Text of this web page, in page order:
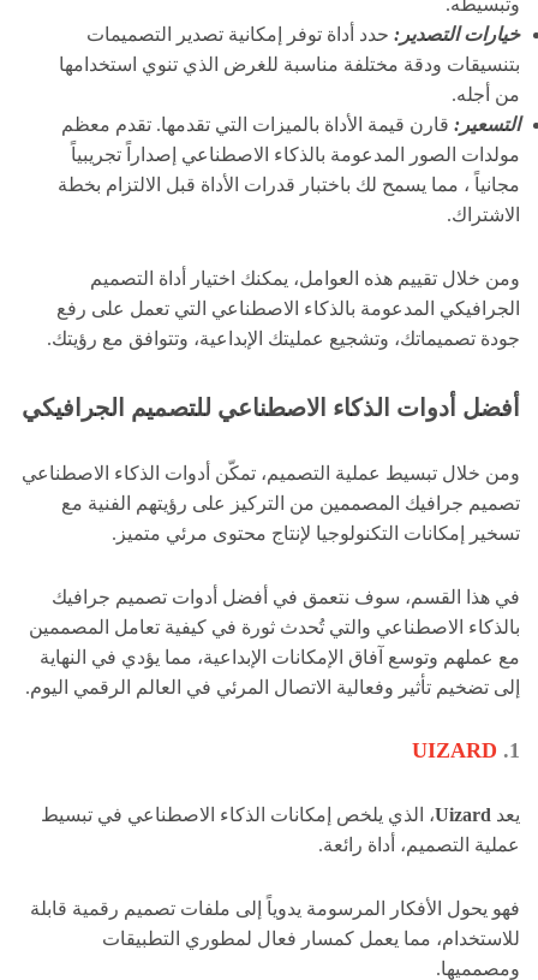
وتبسيطه.
خيارات التصدير: حدد أداة توفر إمكانية تصدير التصميمات
بتنسيقات ودقة مختلفة مناسبة للغرض الذي تنوي استخدامها
من أجله.
التسعير: قارن قيمة الأداة بالميزات التي تقدمها. تقدم معظم
مولدات الصور المدعومة بالذكاء الاصطناعي إصداراً تجريبياً
مجانياً ، مما يسمح لك باختبار قدرات الأداة قبل الالتزام بخطة
الاشتراك.
ومن خلال تقييم هذه العوامل، يمكنك اختيار أداة التصميم
الجرافيكي المدعومة بالذكاء الاصطناعي التي تعمل على رفع
جودة تصميماتك، وتشجيع عمليتك الإبداعية، وتتوافق مع رؤيتك.
أفضل أدوات الذكاء الاصطناعي للتصميم الجرافيكي
ومن خلال تبسيط عملية التصميم، تمكّن أدوات الذكاء الاصطناعي
تصميم جرافيك المصممين من التركيز على رؤيتهم الفنية مع
تسخير إمكانات التكنولوجيا لإنتاج محتوى مرئي متميز.
في هذا القسم، سوف نتعمق في أفضل أدوات تصميم جرافيك
بالذكاء الاصطناعي والتي تُحدث ثورة في كيفية تعامل المصممين
مع عملهم وتوسع آفاق الإمكانات الإبداعية، مما يؤدي في النهاية
إلى تضخيم تأثير وفعالية الاتصال المرئي في العالم الرقمي اليوم.
1.
UIZARD
يعد Uizard، الذي يلخص إمكانات الذكاء الاصطناعي في تبسيط
عملية التصميم، أداة رائعة.
فهو يحول الأفكار المرسومة يدوياً إلى ملفات تصميم رقمية قابلة
للاستخدام، مما يعمل كمسار فعال لمطوري التطبيقات
ومصمميها.